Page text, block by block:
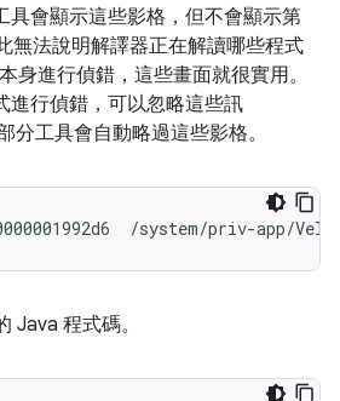
具會顯示這些影格，但不會顯示第
無法說明解譯器正在解讀哪些程式
身進行偵錯，這些畫面就很實用。
進行偵錯，可以忽略這些訊
分工具會自動略過這些影格。
Java 程式碼。